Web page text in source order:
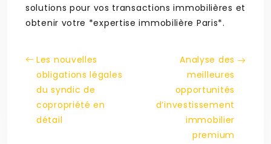
solutions pour vos transactions immobilières et
obtenir votre *expertise immobilière Paris*.
Les nouvelles
obligations légales
du syndic de
copropriété en
détail
Analyse des
meilleures
opportunités
d’investissement
immobilier
premium